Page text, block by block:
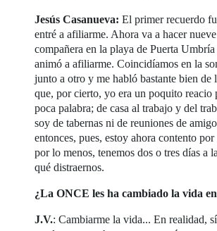
Jesús Casanueva: El primer recuerdo
entré a afiliarme. Ahora va a hacer
compañera en la playa de Puerta
animó a afiliarme. Coincidíamos en la
junto a otro y me habló bastante bien de
que, por cierto, yo era un poquito reacio
poca palabra; de casa al trabajo y del
soy de tabernas ni de reuniones de
entonces, pues, estoy ahora contento por
por lo menos, tenemos dos o tres días a
qué distraernos.
¿La ONCE les ha cambiado la vida
J.V.: Cambiarme la vida... En realidad,